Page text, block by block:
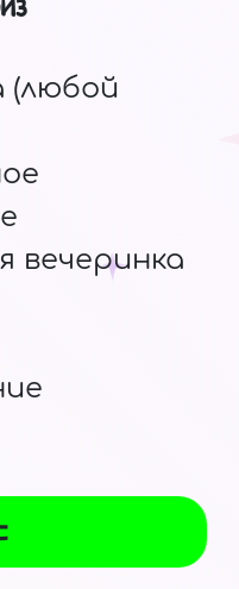
(любой
вечеринка